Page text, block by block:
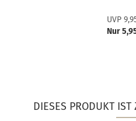
UVP
Nur
DIESES PRODUKT IST